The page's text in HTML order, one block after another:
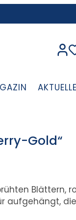
Gold“
Blättern,
aufgehängt,